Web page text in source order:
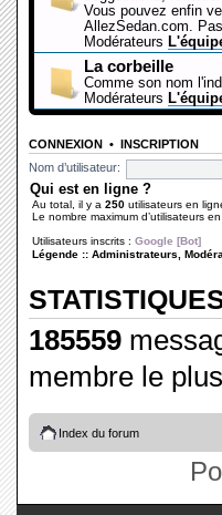
Vous pouvez enfin
AllezSedan.com.
Modérateurs
La corbeille
Comme son nom
Modérateurs
CONNEXION • INSCRIPTION
Nom d’utilisateur:
Qui est en ligne ?
Au total, il y a 250 utilisateurs en
Le nombre maximum d’utilisateurs
Utilisateurs inscrits : Google [Bot]
Légende :: Administrateurs
185559
membre le
Index du forum